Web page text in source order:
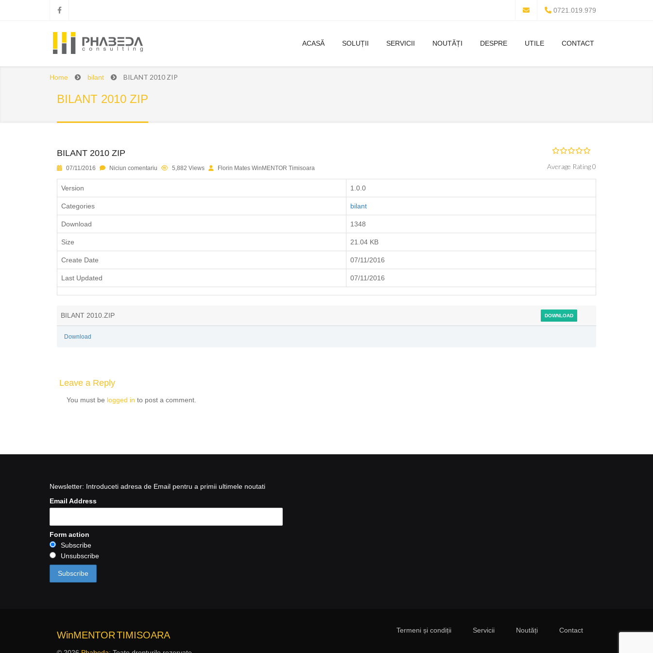
0721.019.979
ACASĂ SOLUȚII SERVICII NOUTĂȚI DESPRE UTILE CONTACT
BILANT 2010 ZIP
Home bilant BILANT 2010 ZIP
BILANT 2010 ZIP
1 2 3 4 5
Average Rating 0
07/11/2016 Niciun comentariu 5,882 Views Florin Mates WinMENTOR Timisoara
Version 1.0.0
Categories bilant
Download 1348
Size 21.04 KB
Create Date 07/11/2016
Last Updated 07/11/2016
BILANT 2010.ZIP DOWNLOAD
Download
Leave a Reply
You must be logged in to post a comment.
Newsletter: Introduceti adresa de Email pentru a primii ultimele noutati
Email Address
Form action
Subscribe
Unsubscribe
WinMENTORTIMISOARA Termeni și condiții Servicii Noutăți Contact